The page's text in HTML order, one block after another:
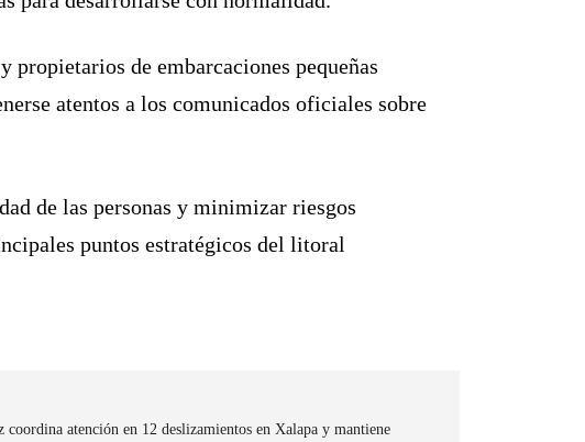
de embarcaciones pequeñas
atentos a los comunicados oficiales sobre
de las personas y minimizar riesgos
puntos estratégicos del litoral
coordina atención en 12 deslizamientos en Xalapa y mantiene